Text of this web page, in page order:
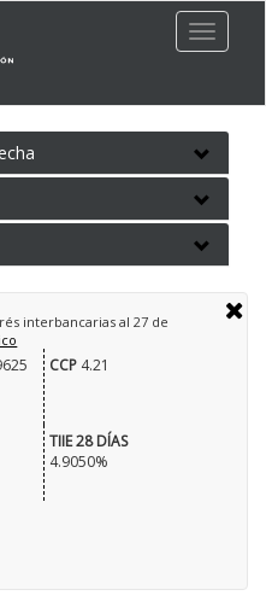
Toggle
interbancarias al 27 de
CCP4.21
TIIE 28 DÍAS
4.9050%